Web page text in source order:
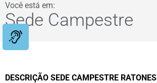
Você está em:
Sede Campestre
DESCRIÇÃO SEDE CAMPESTRE RATONES